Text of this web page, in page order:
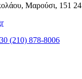
Μαρούσι, 151 24
(210) 878-8006